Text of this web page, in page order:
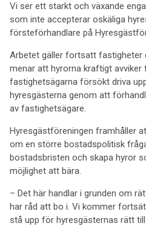
Vi ser ett starkt och växande
som inte accepterar oskäliga
försteförhandlare på
Arbetet gäller fortsatt fastigheter
menar att hyrorna kraftigt avviker
fastighetsägarna försökt driva
hyresgästerna genom att
av fastighetsägare.
Hyresgästföreningen framhåller
om en större bostadspolitisk
bostadsbristen och skapa hyror
möjlighet att bära.
– Det här handlar i grunden om
har råd att bo i. Vi kommer
stå upp för hyresgästernas rätt